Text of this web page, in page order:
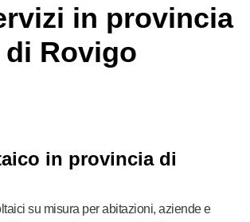
in provincia
di Rovigo
in provincia di
su misura per abitazioni, aziende e